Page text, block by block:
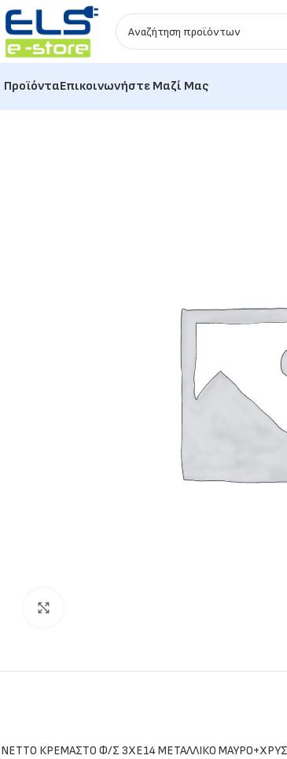
ΠροϊόνταΕπικοινωνήστε Μαζί Μας
NETTO ΚΡΕΜΑΣΤΟ Φ/Σ 3ΧΕ14 ΜΕΤΑΛΛΙΚΟ